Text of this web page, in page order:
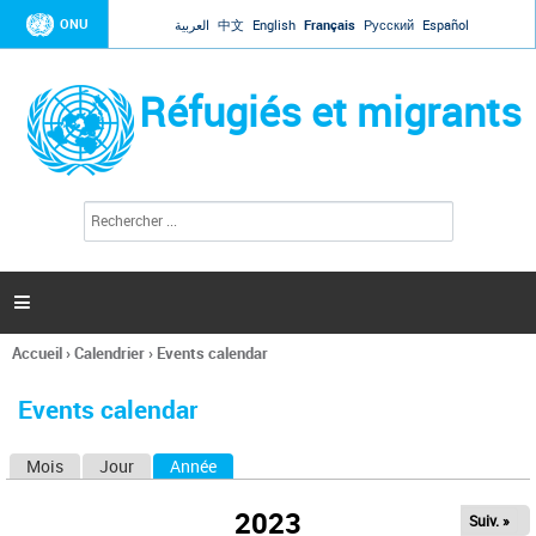
Jump to navigation
ONU العربية 中文 English Français Русский Español
Réfugiés et migrants
l
c
h
e

Vous
ici
Accueil›Calendrier› Events calendar
Events calendar
Mois Jour Année
2023 Suiv. »